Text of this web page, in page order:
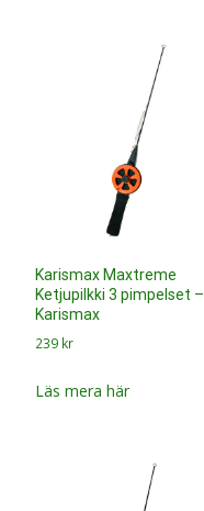
Karismax Maxtreme
Ketjupilkki 3 pimpelset –
Karismax
239 kr
Läs mera här